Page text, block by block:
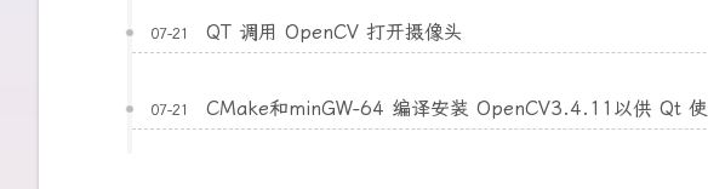
07-21 QT 调用 OpenCV 打开摄像头
07-21 CMake和minGW-64 编译安装 OpenCV3.4.11以供 Qt